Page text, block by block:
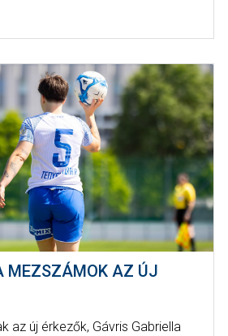
MEZSZÁMOK AZ ÚJ
az új érkezők, Gávris Gabriella